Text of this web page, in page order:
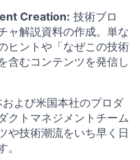
Creation: 技術ブロ
ャ解説資料の作成。単な
ヒントや「なぜこの技術
含むコンテンツを発信し
および米国本社のプロダ
クトマネジメントチーム
や技術潮流をいち早く日